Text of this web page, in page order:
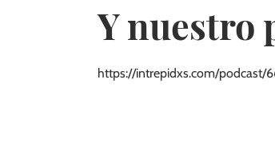
Y nuestro
https://intrepidxs.com/